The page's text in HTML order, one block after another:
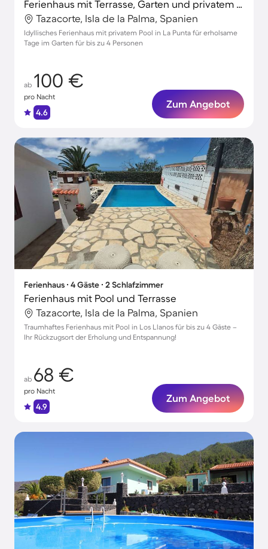
Ferienhaus mit Terrasse, Garten und privatem Pool
Tazacorte, Isla de la Palma, Spanien
Idyllisches Ferienhaus mit privatem Pool in La Punta für erholsame
Tage im Garten für bis zu 4 Personen
ab 100 €
pro Nacht
4.6
Zum Angebot
Ferienhaus ∙ 4 Gäste ∙ 2 Schlafzimmer
Ferienhaus mit Pool und Terrasse
Tazacorte, Isla de la Palma, Spanien
Traumhaftes Ferienhaus mit Pool in Los Llanos für bis zu 4 Gäste –
Ihr Rückzugsort der Erholung und Entspannung!
ab 68 €
pro Nacht
4.9
Zum Angebot